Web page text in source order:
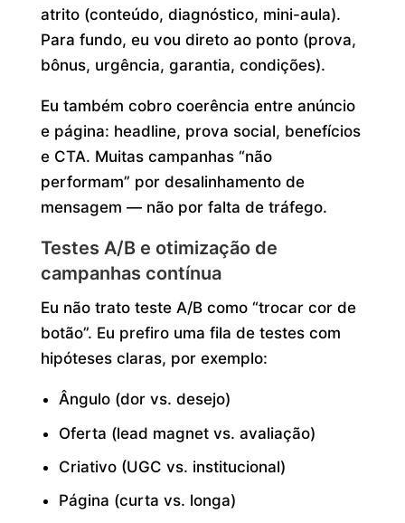
atrito (conteúdo, diagnóstico, mini-aula).
Para fundo, eu vou direto ao ponto (prova,
bônus, urgência, garantia, condições).
Eu também cobro coerência entre anúncio
e página: headline, prova social, benefícios
e CTA. Muitas campanhas “não
performam” por desalinhamento de
mensagem — não por falta de tráfego.
Testes A/B e otimização de
campanhas contínua
Eu não trato teste A/B como “trocar cor de
botão”. Eu prefiro uma fila de testes com
hipóteses claras, por exemplo:
Ângulo (dor vs. desejo)
Oferta (lead magnet vs. avaliação)
Criativo (UGC vs. institucional)
Página (curta vs. longa)